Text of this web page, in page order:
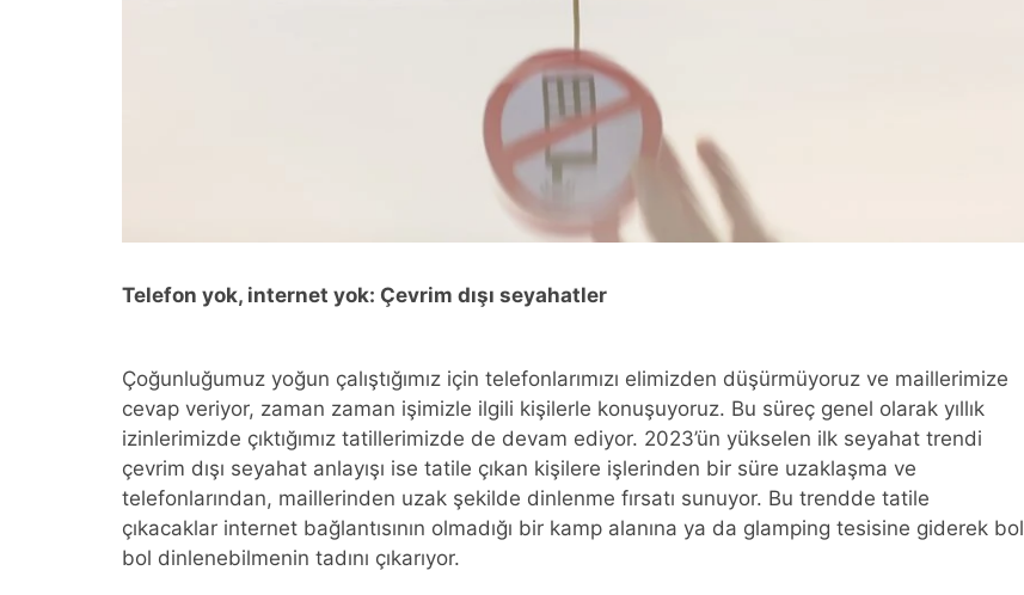
Telefon yok, internet yok: Çevrim dışı seyahatler
Çoğunluğumuz yoğun çalıştığımız için telefonlarımızı elimizden düşürmüyoruz ve maillerimize
cevap veriyor, zaman zaman işimizle ilgili kişilerle konuşuyoruz. Bu süreç genel olarak yıllık
izinlerimizde çıktığımız tatillerimizde de devam ediyor. 2023’ün yükselen ilk seyahat trendi
çevrim dışı seyahat anlayışı ise tatile çıkan kişilere işlerinden bir süre uzaklaşma ve
telefonlarından, maillerinden uzak şekilde dinlenme fırsatı sunuyor. Bu trendde tatile
çıkacaklar internet bağlantısının olmadığı bir kamp alanına ya da glamping tesisine giderek bol
bol dinlenebilmenin tadını çıkarıyor.